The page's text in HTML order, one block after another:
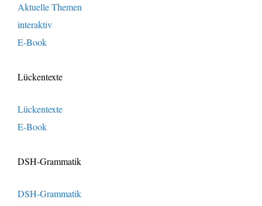
Aktuelle Themen
interaktiv
E-Book
Lückentexte
Lückentexte
E-Book
DSH-Grammatik
DSH-Grammatik